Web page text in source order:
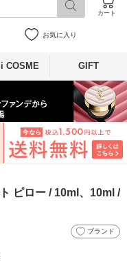
カート
お気に入り
COSME GIFT
ピロー / 10ml、10ml /
ブランド